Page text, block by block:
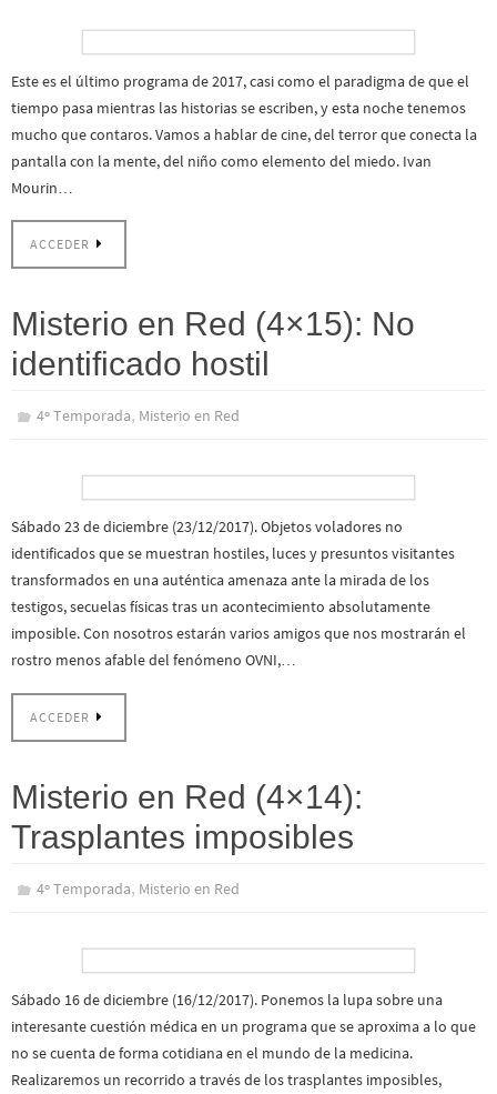
Este es el último programa de 2017, casi como el paradigma de que el
tiempo pasa mientras las historias se escriben, y esta noche tenemos
mucho que contaros. Vamos a hablar de cine, del terror que conecta la
pantalla con la mente, del niño como elemento del miedo. Ivan
Mourin…
ACCEDER
Misterio en Red (4×15): No
identificado hostil
4º Temporada, Misterio en Red
Sábado 23 de diciembre (23/12/2017). Objetos voladores no
identificados que se muestran hostiles, luces y presuntos visitantes
transformados en una auténtica amenaza ante la mirada de los
testigos, secuelas físicas tras un acontecimiento absolutamente
imposible. Con nosotros estarán varios amigos que nos mostrarán el
rostro menos afable del fenómeno OVNI,…
ACCEDER
Misterio en Red (4×14):
Trasplantes imposibles
4º Temporada, Misterio en Red
Sábado 16 de diciembre (16/12/2017). Ponemos la lupa sobre una
interesante cuestión médica en un programa que se aproxima a lo que
no se cuenta de forma cotidiana en el mundo de la medicina.
Realizaremos un recorrido a través de los trasplantes imposibles,